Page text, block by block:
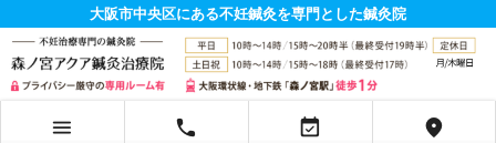
大阪市中央区にある不妊鍼灸を専門とした鍼灸院
menu local_phone event_available location_on